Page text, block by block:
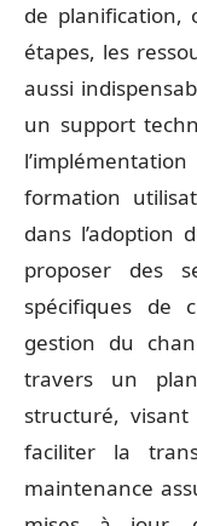
de planification,
étapes, les
aussi
un support
formation
dans l’adoption
proposer des
spécifiques de
gestion du
travers un
structuré,
faciliter la
maintenance